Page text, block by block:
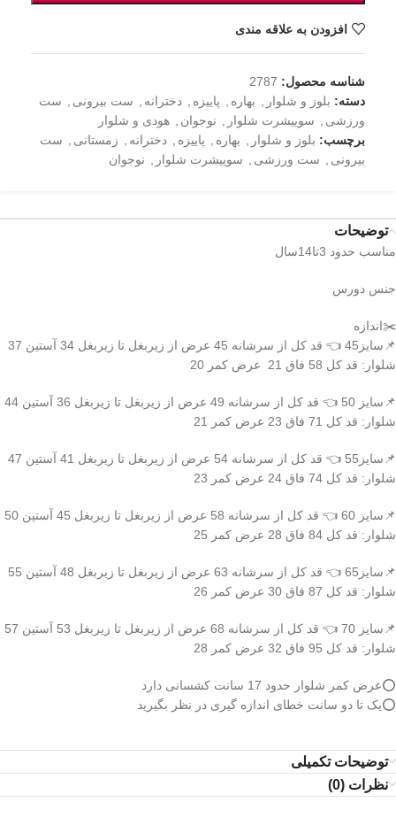
افزودن به علاقه مندی
شناسه محصول: 2787
دسته: بلوز و شلوار بهاره پاییزه دخترانه ست بیرونی
ست
ورزشی
سوییشرت شلوار نوجوان
هودی و شلوار
برچسب: بلوز و شلوار بهاره پاییزه دخترانه زمستانی
ست
بیرونی
ست ورزشی سوییشرت شلوار نوجوان
توضیحات
مناسب حدود 3تا14سال
جنس دورس
✂️اندازه
📌سایز45 👈 قد کل از سرشانه 45 عرض از زیربغل تا زیربغل 34 آستین 37
شلوار: قد کل 58 فاق 21 عرض کمر 20
📌سایز 50 👈 قد کل از سرشانه 49 عرض از زیربغل تا زیربغل 36 آستین 44
شلوار: قد کل 71 فاق 23 عرض کمر 21
📌سایز55 👈 قد کل از سرشانه 54 عرض از زیربغل تا زیربغل 41 آستین 47
شلوار: قد کل 74 فاق 24 عرض کمر 23
📌سایز 60 👈 قد کل از سرشانه 58 عرض از زیربغل تا زیربغل 45 آستین 50
شلوار: قد کل 84 فاق 28 عرض کمر 25
📌سایز65 👈 قد کل از سرشانه 63 عرض از زیربغل تا زیربغل 48 آستین 55
شلوار: قد کل 87 فاق 30 عرض کمر 26
📌سایز 70 👈 قد کل از سرشانه 68 عرض از زیربغل تا زیربغل 53 آستین 57
شلوار: قد کل 95 فاق 32 عرض کمر 28
⭕️عرض کمر شلوار حدود 17 سانت کشسانی دارد
⭕️یک تا دو سانت خطای اندازه گیری در نظر بگیرید
توضیحات تکمیلی
نظرات (0)